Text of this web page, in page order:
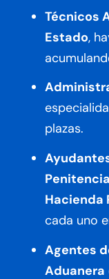
Técnicos
Estado,
plazas.
Hacienda
cada uno
Agentes
Aduanera